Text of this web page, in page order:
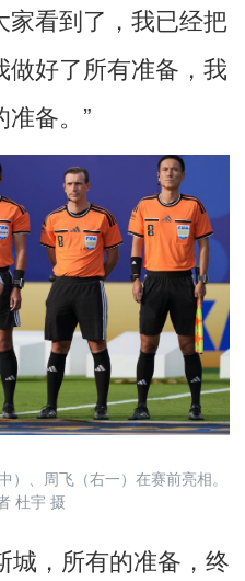
看到了，我已经把
好了所有准备，我
备。”
、周飞（右一）在赛前亮相。
杜宇 摄
，所有的准备，终